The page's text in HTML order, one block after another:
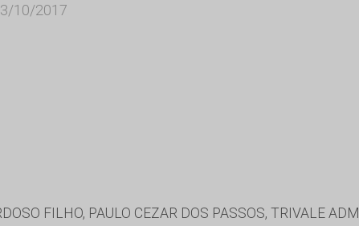
10/2017
FILHO, PAULO CEZAR DOS PASSOS, TRIVALE